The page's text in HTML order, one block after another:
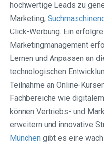
hochwertige Leads zu
Marketing,
Click-Werbung. Ein
Marketingmanagement
Lernen und Anpassen an
technologischen
Teilnahme an Online-
Fachbereiche wie
können Vertriebs- und
erweitern und innovative
München gibt es eine